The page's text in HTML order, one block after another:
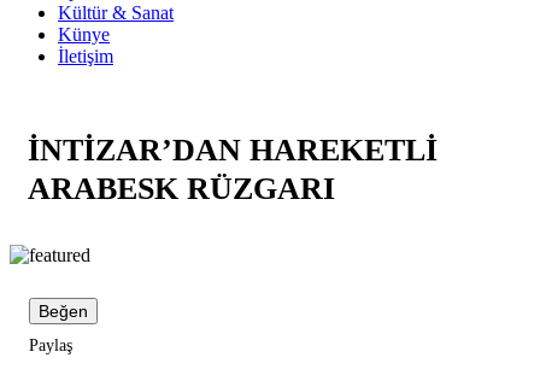
Kültür & Sanat
Künye
İletişim
İNTİZAR’DAN HAREKETLİ
ARABESK RÜZGARI
Beğen
Paylaş